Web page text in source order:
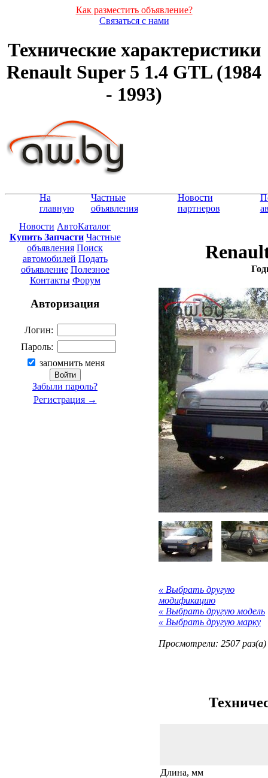
Как разместить объявление?
Связаться с нами
Технические характеристики
Renault Super 5 1.4 GTL (1984
- 1993)
На
главную
Частные
объявления
Новости
партнеров
Новости АвтоКаталог
Купить Запчасти Частные
объявления Поиск
автомобилей Подать
объявление Полезное
Контакты Форум
Авторизация
Логин:
Пароль:
запомнить меня
Забыли пароль?
Регистрация →
« Выбрать другую
модификацию
« Выбрать другую модель
« Выбрать другую марку
Просмотрели: 2507 раз(а)
Длина, мм